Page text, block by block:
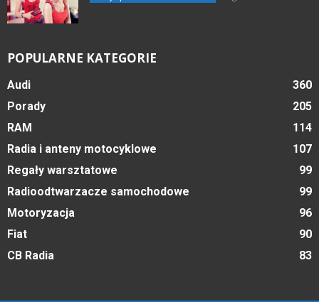
POPULARNE KATEGORIE
Audi
360
Porady
205
RAM
114
Radia i anteny motocyklowe
107
Regały warsztatowe
99
Radioodtwarzacze samochodowe
99
Motoryzacja
96
Fiat
90
CB Radia
83